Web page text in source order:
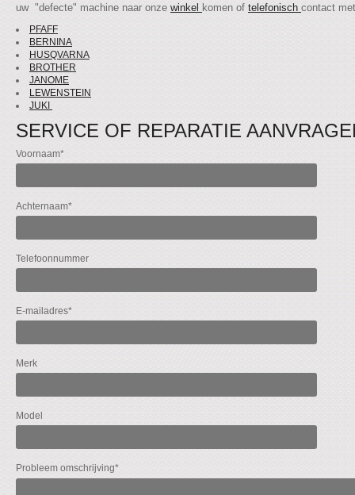
uw "defecte" machine naar onze winkel komen of telefonisch contact
PFAFF
BERNINA
HUSQVARNA
BROTHER
JANOME
LEWENSTEIN
JUKI
SERVICE OF REPARATIE
Voornaam*
Achternaam*
Telefoonnummer
E-mailadres*
Merk
Model
Probleem omschrijving*